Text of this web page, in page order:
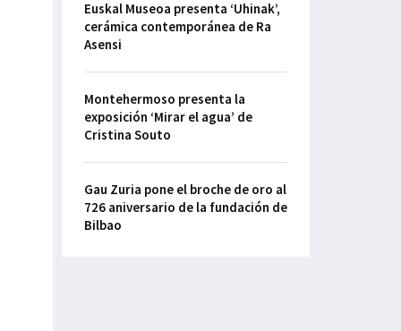
Euskal Museoa presenta ‘Uhinak’,
cerámica contemporánea de Ra
Asensi
Montehermoso presenta la
exposición ‘Mirar el agua’ de
Cristina Souto
Gau Zuria pone el broche de oro al
726 aniversario de la fundación de
Bilbao